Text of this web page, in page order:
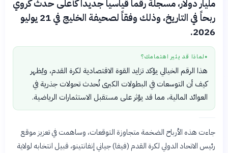
مليار دولار، مسجلةً رقماً قياسياً جديداً كأعلى حدث كروي
ربحاً في التاريخ، وذلك وفقاً لصحيفة الخليج في 21 يوليو
2026.
● لماذا قد يثير اهتمامك؟
هذا الرقم الخيالي يؤكد تزايد القوة الاقتصادية لكرة القدم، ويُظهر
كيف أن التوسعات في البطولات الكبرى تُحدث تحولات جذرية في
العوائد المالية، مما قد يؤثر على مستقبل الاستثمارات الرياضية.
جاءت هذه الأرباح الضخمة متجاوزة التوقعات، وساهمت في تعزيز موقع
رئيس الاتحاد الدولي لكرة القدم (فيفا) جياني إنفانتينو، قبيل انتخابه لولاية